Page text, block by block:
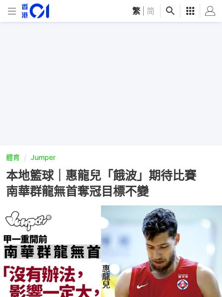
繁 简
體育 Jumper
本地籃球｜惠龍兒「餓波」期待比賽
南華群龍無首奪冠目標不變